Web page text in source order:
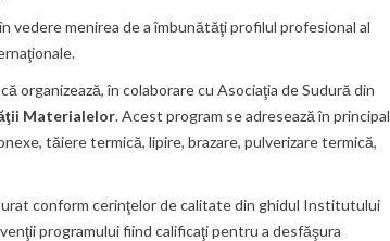
vedere menirea de a îmbunătăţi profilul profesional al
organizează, în colaborare cu Asociaţia de Sudură din
Materialelor. Acest program se adresează în principal
tăiere termică, lipire, brazare, pulverizare termică,
conform cerinţelor de calitate din ghidul Institutului
programului fiind calificaţi pentru a desfăşura